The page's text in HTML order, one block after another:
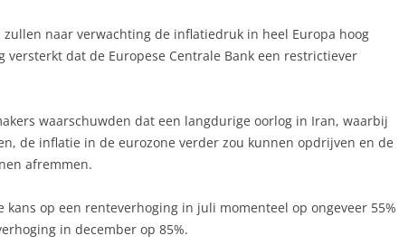
naar verwachting de inflatiedruk in heel Europa hoog
versterkt dat de Europese Centrale Bank een restrictiever
waarschuwden dat een langdurige oorlog in Iran, waarbij
de inflatie in de eurozone verder zou kunnen opdrijven en de
afremmen.
kans op een renteverhoging in juli momenteel op ongeveer 55%
in december op 85%.